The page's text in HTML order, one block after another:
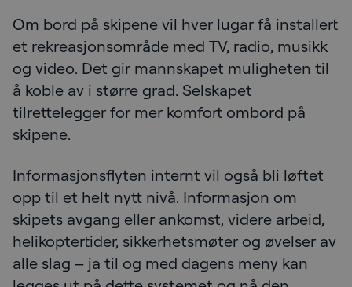
Om bord på skipene vil hver lugar få installert
et rekreasjonsområde med TV, radio, musikk
og video. Det gir mannskapet muligheten til
å koble av i større grad. Selskapet
tilrettelegger for mer komfort ombord på
skipene.
Informasjonsflyten internt vil også bli løftet
opp til et helt nytt nivå. Informasjon om
skipets avgang eller ankomst, videre arbeid,
helikoptertider, sikkerhetsmøter og øvelser av
alle slag – ja til og med dagens meny kan